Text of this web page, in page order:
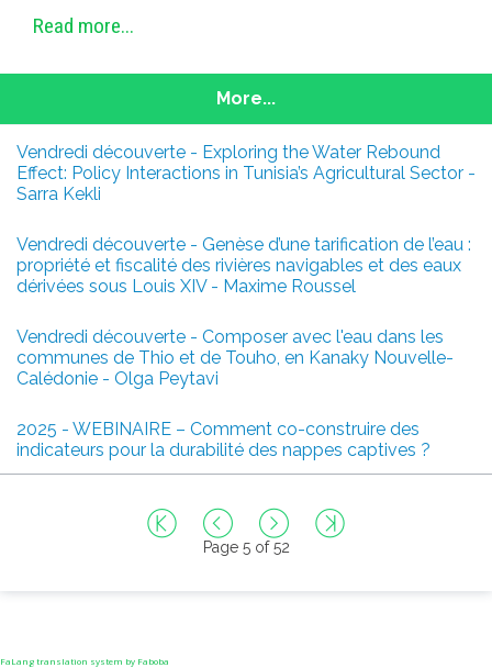
Read more...
More...
Vendredi découverte - Exploring the Water Rebound
Effect: Policy Interactions in Tunisia’s Agricultural Sector -
Sarra Kekli
Vendredi découverte - Genèse d’une tarification de l’eau :
propriété et fiscalité des rivières navigables et des eaux
dérivées sous Louis XIV - Maxime Roussel
Vendredi découverte - Composer avec l'eau dans les
communes de Thio et de Touho, en Kanaky Nouvelle-
Calédonie - Olga Peytavi
2025 - WEBINAIRE – Comment co-construire des
indicateurs pour la durabilité des nappes captives ?
Page 5 of 52
FaLang translation system by Faboba